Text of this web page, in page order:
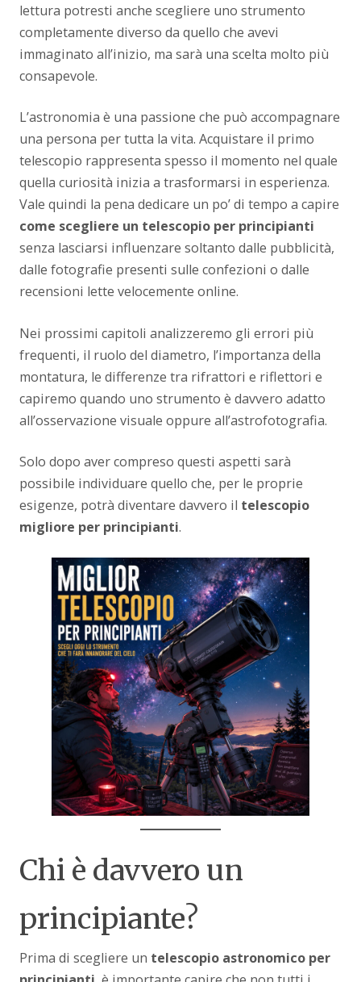
lettura potresti anche scegliere uno strumento
completamente diverso da quello che avevi
immaginato all’inizio, ma sarà una scelta molto più
consapevole.
L’astronomia è una passione che può accompagnare
una persona per tutta la vita. Acquistare il primo
telescopio rappresenta spesso il momento nel quale
quella curiosità inizia a trasformarsi in esperienza.
Vale quindi la pena dedicare un po’ di tempo a capire
come scegliere un telescopio per principianti
senza lasciarsi influenzare soltanto dalle pubblicità,
dalle fotografie presenti sulle confezioni o dalle
recensioni lette velocemente online.
Nei prossimi capitoli analizzeremo gli errori più
frequenti, il ruolo del diametro, l’importanza della
montatura, le differenze tra rifrattori e riflettori e
capiremo quando uno strumento è davvero adatto
all’osservazione visuale oppure all’astrofotografia.
Solo dopo aver compreso questi aspetti sarà
possibile individuare quello che, per le proprie
esigenze, potrà diventare davvero il telescopio
migliore per principianti.
Chi è davvero un
principiante?
Prima di scegliere un telescopio astronomico per